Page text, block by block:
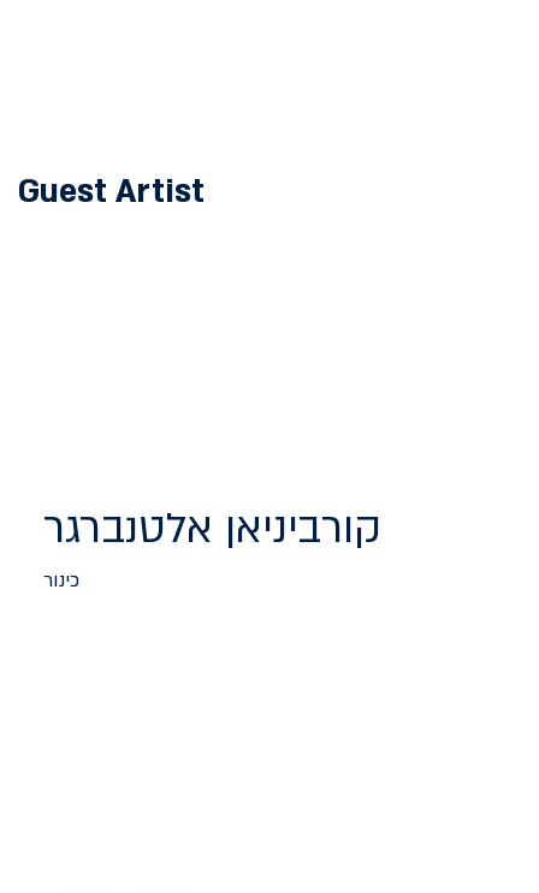
קורביניאן אלטנברגר
כינור
Guest Artist